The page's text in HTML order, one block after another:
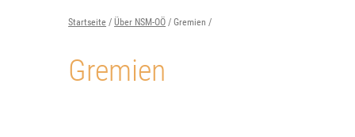
Startseite Über NSM-OÖ Gremien
Gremien